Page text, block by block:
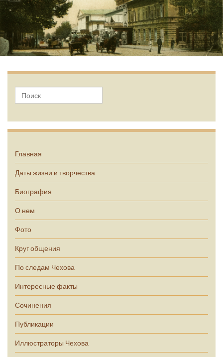
Главная
Даты жизни и творчества
Биография
О нем
Фото
Круг общения
По следам Чехова
Интересные факты
Сочинения
Публикации
Иллюстраторы Чехова